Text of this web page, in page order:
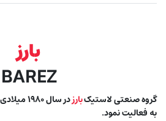
بارز
BAREZ
گروه صنعتی لاستیکبارز
در سال
به فعالیت نمود.